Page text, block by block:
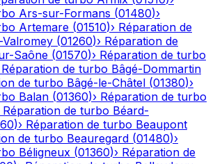
Ars-sur-Formans (01480)›
Artemare (01510)› Réparation de
(01260)› Réparation de
Saône (01570)› Réparation de turbo
Réparation de turbo Bâgé-Dommartin
de turbo Bâgé-le-Châtel (01380)›
Balan (01360)› Réparation de turbo
Réparation de turbo Béard-
)› Réparation de turbo Beaupont
de turbo Beauregard (01480)›
Béligneux (01360)› Réparation de